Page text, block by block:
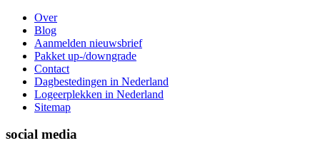
Over
Blog
Aanmelden nieuwsbrief
Pakket up-/downgrade
Contact
Dagbestedingen in Nederland
Logeerplekken in Nederland
Sitemap
social media